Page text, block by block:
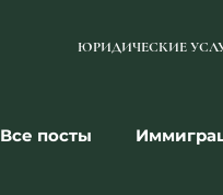
ЮРИДИЧЕСКИЕ
Все посты